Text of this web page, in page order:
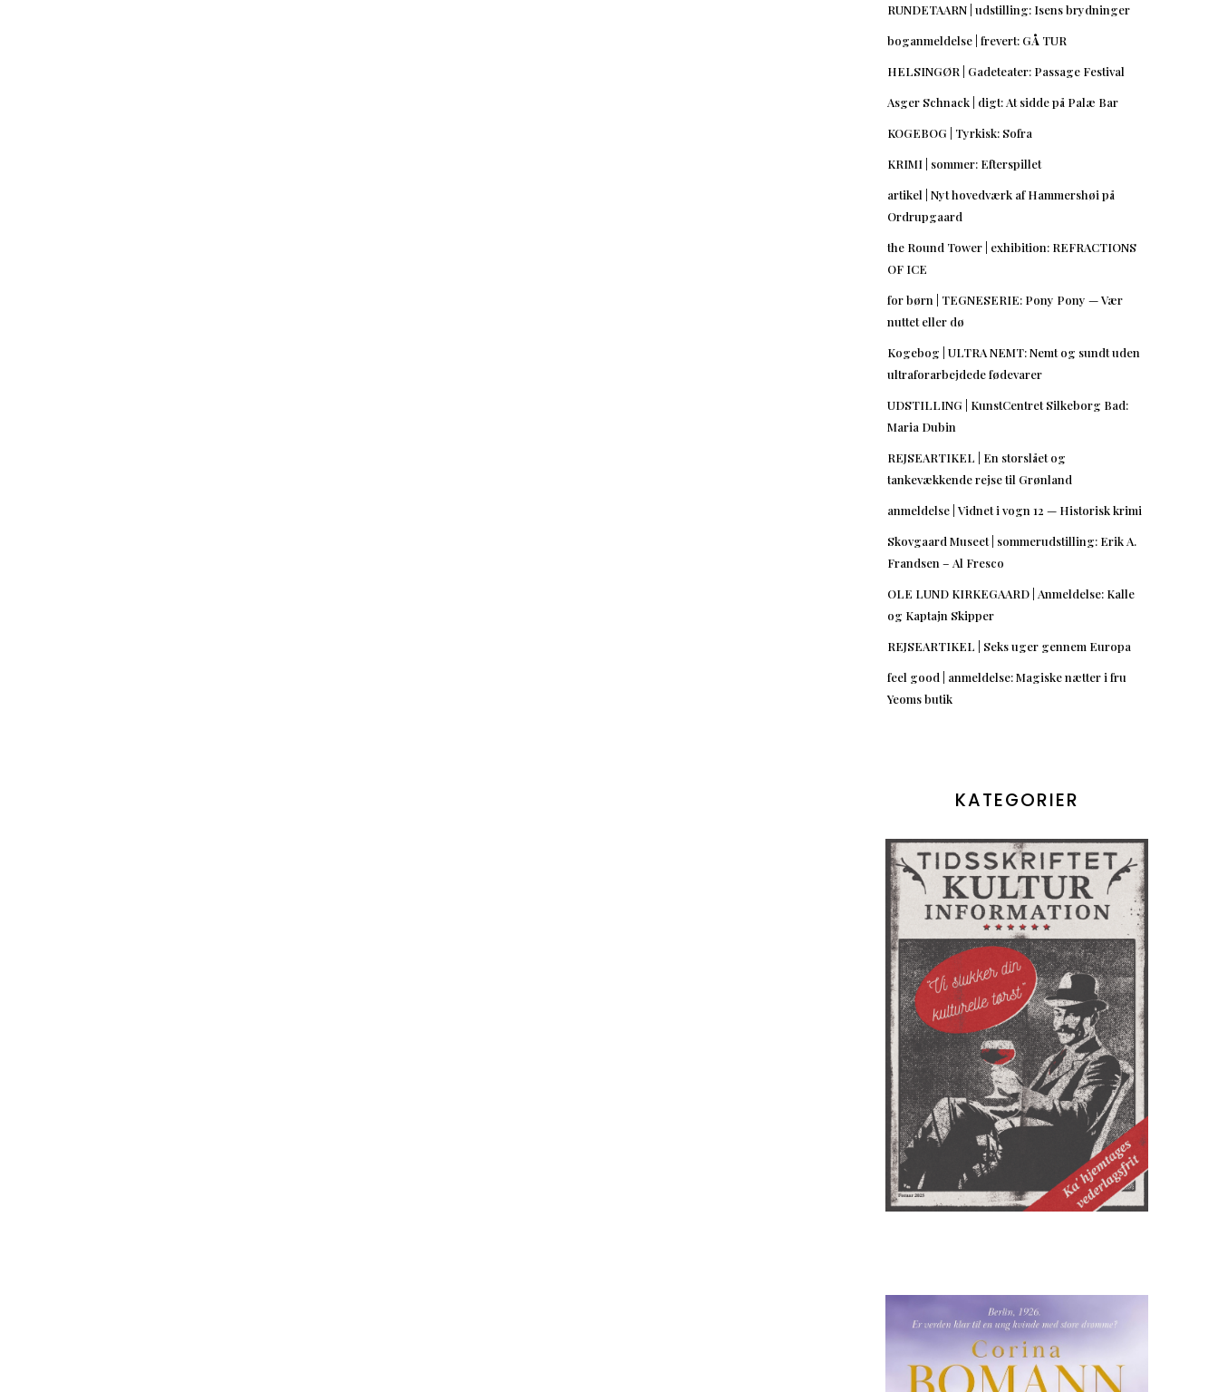
RUNDETAARN | udstilling: Isens brydninger
boganmeldelse | frevert: GÅ TUR
HELSINGØR | Gadeteater: Passage Festival
Asger Schnack | digt: At sidde på Palæ Bar
KOGEBOG | Tyrkisk: Sofra
KRIMI | sommer: Efterspillet
artikel | Nyt hovedværk af Hammershøi på
Ordrupgaard
the Round Tower | exhibition: REFRACTIONS
OF ICE
for børn | TEGNESERIE: Pony Pony — Vær
nuttet eller dø
Kogebog | ULTRA NEMT: Nemt og sundt uden
ultraforarbejdede fødevarer
UDSTILLING | KunstCentret Silkeborg Bad:
Maria Dubin
REJSEARTIKEL | En storslået og
tankevækkende rejse til Grønland
anmeldelse | Vidnet i vogn 12 — Historisk krimi
Skovgaard Museet | sommerudstilling: Erik A.
Frandsen – Al Fresco
OLE LUND KIRKEGAARD | Anmeldelse: Kalle
og Kaptajn Skipper
REJSEARTIKEL | Seks uger gennem Europa
feel good | anmeldelse: Magiske nætter i fru
Yeoms butik
KATEGORIER